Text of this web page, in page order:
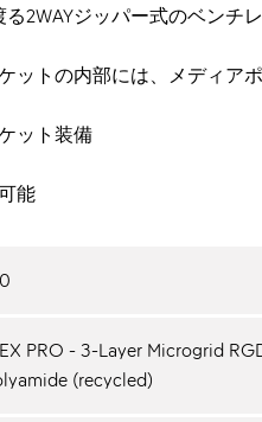
2WAYジッパー式のベンチ
ットの内部には、メディア
ット装備
能
PRO - 3-Layer Microgrid
(recycled)